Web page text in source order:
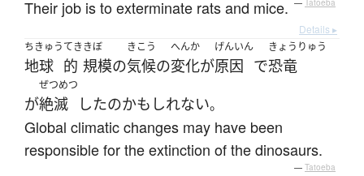
Their job is to exterminate rats and mice. — Tatoeba
Details ▸
ちきゅう
地球
てき
的
きぼ
規模の
きこう
気候の
へんか
変化が
げんいん
原因 で
きょうりゅう
恐竜
が
ぜつめつ
絶滅 したのかもしれない。
Global climatic changes may have been
responsible for the extinction of the dinosaurs.
— Tatoeba